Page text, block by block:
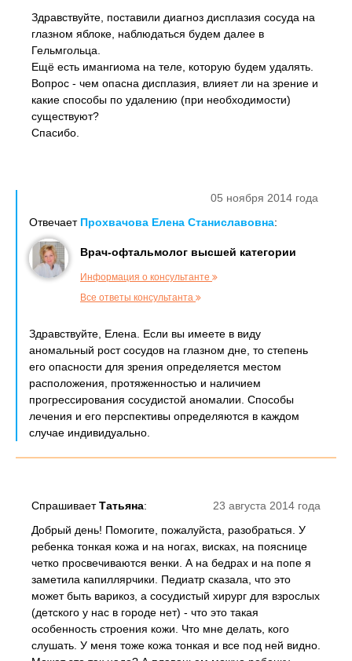
Здравствуйте, поставили диагноз дисплазия сосуда на
глазном яблоке, наблюдаться будем далее в
Гельмгольца.
Ещё есть имангиома на теле, которую будем удалять.
Вопрос - чем опасна дисплазия, влияет ли на зрение и
какие способы по удалению (при необходимости)
существуют?
Спасибо.
05 ноября 2014 года
Отвечает Прохвачова Елена Станиславовна:
Врач-офтальмолог высшей категории
Информация о консультанте
Все ответы консультанта
Здравствуйте, Елена. Если вы имеете в виду
аномальный рост сосудов на глазном дне, то степень
его опасности для зрения определяется местом
расположения, протяженностью и наличием
прогрессирования сосудистой аномалии. Способы
лечения и его перспективы определяются в каждом
случае индивидуально.
23 августа 2014 года
СпрашиваетТатьяна:
Добрый день! Помогите, пожалуйста, разобраться. У
ребенка тонкая кожа и на ногах, висках, на пояснице
четко просвечиваются венки. А на бедрах и на попе я
заметила капиллярчики. Педиатр сказала, что это
может быть варикоз, а сосудистый хирург для взрослых
(детского у нас в городе нет) - что это такая
особенность строения кожи. Что мне делать, кого
слушать. У меня тоже кожа тонкая и все под ней видно.